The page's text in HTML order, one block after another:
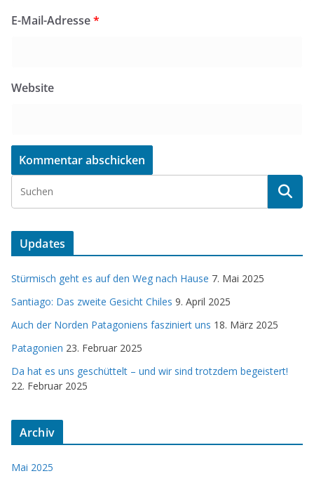
E-Mail-Adresse*
Website
Updates
Stürmisch geht es auf den Weg nach Hause 7. Mai 2025
Santiago: Das zweite Gesicht Chiles 9. April 2025
Auch der Norden Patagoniens fasziniert uns 18. März 2025
Patagonien 23. Februar 2025
Da hat es uns geschüttelt – und wir sind trotzdem begeistert!
22. Februar 2025
Archiv
Mai 2025